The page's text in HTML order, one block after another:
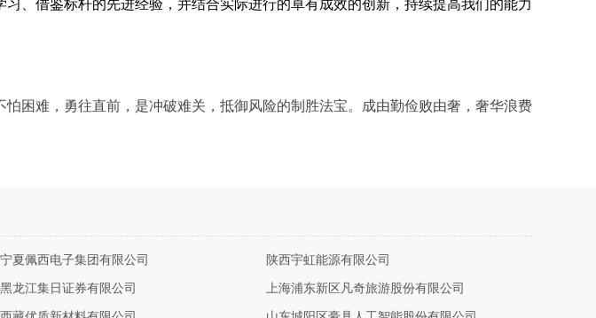
、借鉴标杆的先进经验，并结合实际进行的卓有成效的创新，持续提高我们的能力
困难，勇往直前，是冲破难关，抵御风险的制胜法宝。成由勤俭败由奢，奢华浪费
宁夏佩西电子集团有限公司 陕西宇虹能源有限公司
黑龙江集日证券有限公司 上海浦东新区凡奇旅游股份有限公司